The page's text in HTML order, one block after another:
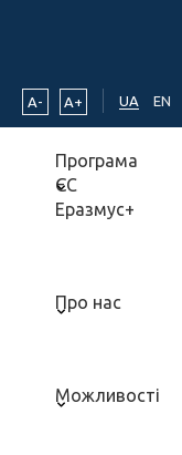
A- A+ UA EN
Програма
ЄС
Еразмус+
Про нас
Можливості